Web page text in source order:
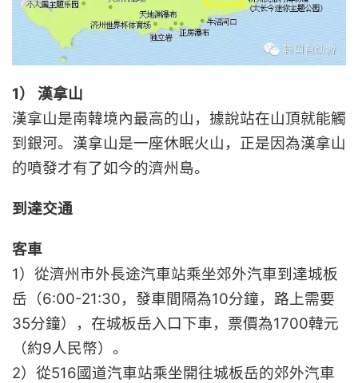
1） 漢拿山
漢拿山是南韓境內最高的山，據說站在山頂就能觸
到銀河。漢拿山是一座休眠火山，正是因為漢拿山
的噴發才有了如今的濟州島。
到達交通
客車
1）從濟州市外長途汽車站乘坐郊外汽車到達城板
岳（6:00-21:30，發車間隔為10分鐘，路上需要
35分鐘），在城板岳入口下車，票價為1700韓元
（約9人民幣）。
2）從516國道汽車站乘坐開往城板岳的郊外汽車